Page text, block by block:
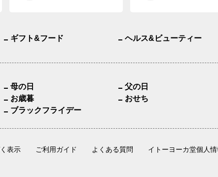
ギフト&フード ヘルス&ビューティー
母の日 父の日
お歳暮
おせち
ブラックフライデー
表示 ご利用ガイド よくある質問 イトーヨーカ堂個人